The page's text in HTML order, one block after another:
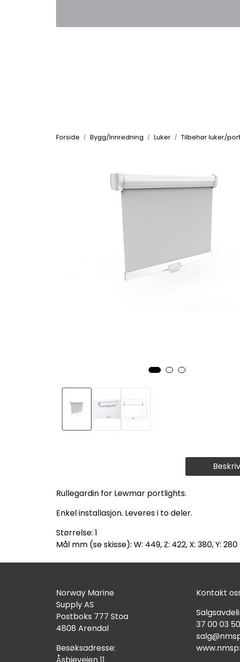
Forside Bygg/Innredning Luker Tilbehør luker/
Rullegardin for Lewmar portlights.
Enkel installasjon. Leveres i to deler.
Størrelse: 1
Mål mm (se skisse): W: 449, Z: 422, X: 380, Y: 280
Norway Marine
Supply AS
Postboks 777 Stoa
4808 Arendal
Besøksadresse:
Kontakt
37 00 03 50